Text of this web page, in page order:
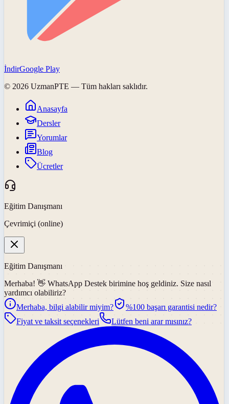
İndirGoogle Play
© 2026 UzmanPTE — Tüm hakları saklıdır.
Anasayfa
Dersler
Yorumlar
Blog
Ücretler
Eğitim Danışmanı
Çevrimiçi (online)
Eğitim Danışmanı
Merhaba! 👋 WhatsApp Destek birimine hoş geldiniz. Size nasıl
yardımcı olabiliriz?
Merhaba, bilgi alabilir miyim?
%100 başarı garantisi nedir?
Fiyat ve taksit seçenekleri
Lütfen beni arar mısınız?